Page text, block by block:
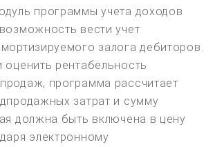
программы учета доходов
вести учет
залога дебиторов.
рентабельность
программа рассчитает
затрат и сумму
должна быть включена в цену
электронному